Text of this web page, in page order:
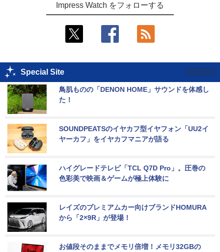
Impress Watch をフォローする
Special Site
鳥肌ものの「DENON HOME」サウンドを体感し
た！
SOUNDPEATSのイヤカフ型イヤフォン「UU2イ
ヤーカフ」をイヤカフマニアが語る
ハイグレードテレビ「TCL Q7D Pro」。圧巻の
色彩美で映画＆ゲームが極上体験に
レイズのプレミアムカー向けブランドHOMURA
から「2×9R」が登場！
お値段そのままでメモリ倍増！メモリ32GBの